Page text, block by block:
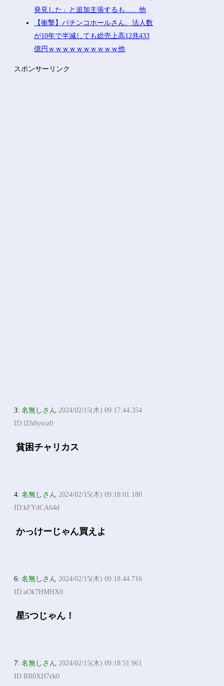
発見した」と追加主張するも……他
【衝撃】パチンコホールさん、法人数
が10年で半減しても総売上高12兆433
億円ｗｗｗｗｗｗｗｗｗｗ他
スポンサーリンク
3:名無しさん 2024/02/15(木) 09:17:44.354
ID:lZh8ysvz0
貧困チャリカス
4:名無しさん 2024/02/15(木) 09:18:01.180
ID:kFYdCA64d
かっけーじゃん買えよ
6:名無しさん 2024/02/15(木) 09:18:44.716
ID:aOk7HMHX0
星5つじゃん！
7:名無しさん 2024/02/15(木) 09:18:51.961
ID:RR0XH7ek0